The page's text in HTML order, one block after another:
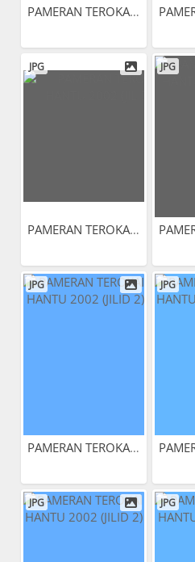
PAMERAN TEROKAI HANTU 2002...
JPG
PAMERAN TEROKAI HANTU 2002...
JPG
JPG
PAMERAN TEROKAI HANTU 2002...
JPG
JPG JPG